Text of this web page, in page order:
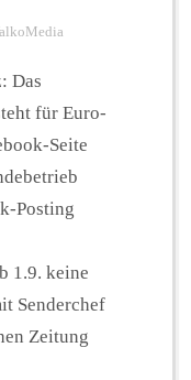
Das
für Euro-
Seite
Posting
1.9. keine
Senderchef
Zeitung